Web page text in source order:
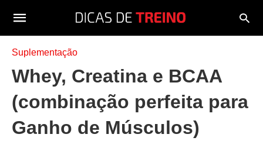
Suplementação
Whey, Creatina e BCAA
(combinação perfeita para
Ganho de Músculos)